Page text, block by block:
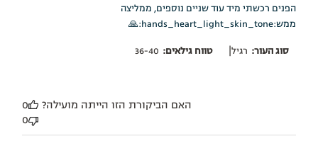
הפנים רכשתי מיד עוד שניים נוספים, ממליצה
ממש:hands_heart_light_skin_tone:🙏
סוג העור: רגיל| טווח גילאים: 36-40
האם הביקורת הזו הייתה מועילה?
0
0